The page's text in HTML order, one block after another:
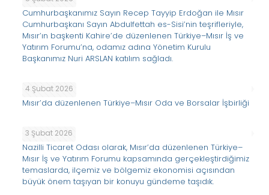
Cumhurbaşkanımız Sayın Recep Tayyip Erdoğan ile Mısır
Cumhurbaşkanı Sayın Abdulfettah es-Sisi’nin teşrifleriyle,
Mısır’ın başkenti Kahire’de düzenlenen Türkiye–Mısır İş ve
Yatırım Forumu’na, odamız adına Yönetim Kurulu
Başkanımız Nuri ARSLAN katılım sağladı.
4 Şubat 2026
Mısır’da düzenlenen Türkiye–Mısır Oda ve Borsalar İşbirliği
3 Şubat 2026
Nazilli Ticaret Odası olarak, Mısır’da düzenlenen Türkiye–
Mısır İş ve Yatırım Forumu kapsamında gerçekleştirdiğimiz
temaslarda, ilçemiz ve bölgemiz ekonomisi açısından
büyük önem taşıyan bir konuyu gündeme taşıdık.